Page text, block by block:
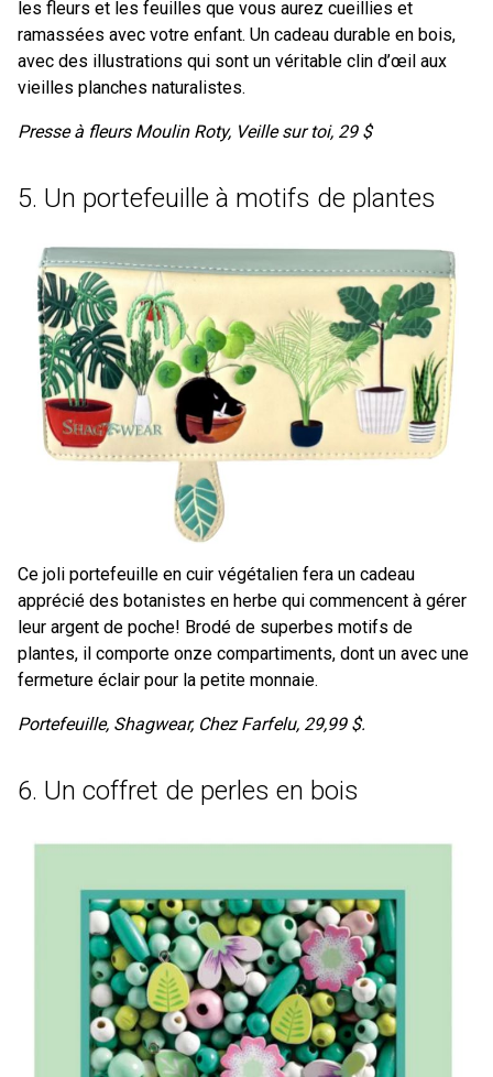
les fleurs et les feuilles que vous aurez cueillies et
ramassées avec votre enfant. Un cadeau durable en bois,
avec des illustrations qui sont un véritable clin d’œil aux
vieilles planches naturalistes.
Presse à fleurs Moulin Roty, Veille sur toi, 29 $
5. Un portefeuille à motifs de plantes
Ce joli portefeuille en cuir végétalien fera un cadeau
apprécié des botanistes en herbe qui commencent à gérer
leur argent de poche! Brodé de superbes motifs de
plantes, il comporte onze compartiments, dont un avec une
fermeture éclair pour la petite monnaie.
Portefeuille, Shagwear, Chez Farfelu, 29,99 $.
6. Un coffret de perles en bois